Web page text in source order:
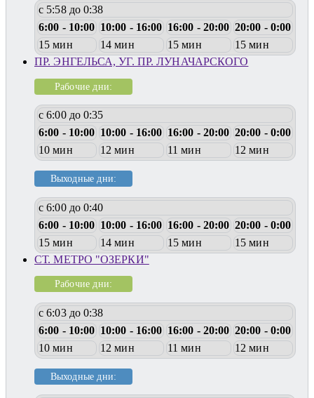
с 5:58 до 0:38
6:00 - 10:00 10:00 - 16:00 16:00 - 20:00 20:00 - 0:00
15 мин
14 мин 15 мин
15 мин
ПР. ЭНГЕЛЬСА, УГ. ПР. ЛУНАЧАРСКОГО
Рабочие дни:
с 6:00 до 0:35
6:00 - 10:00 10:00 - 16:00 16:00 - 20:00 20:00 - 0:00
10 мин
12 мин 11 мин 12 мин
Выходные дни:
с 6:00 до 0:40
6:00 - 10:00 10:00 - 16:00 16:00 - 20:00 20:00 - 0:00
15 мин
14 мин 15 мин
15 мин
СТ. МЕТРО "ОЗЕРКИ"
Рабочие дни:
с 6:03 до 0:38
6:00 - 10:00 10:00 - 16:00 16:00 - 20:00 20:00 - 0:00
10 мин
12 мин 11 мин 12 мин
Выходные дни: